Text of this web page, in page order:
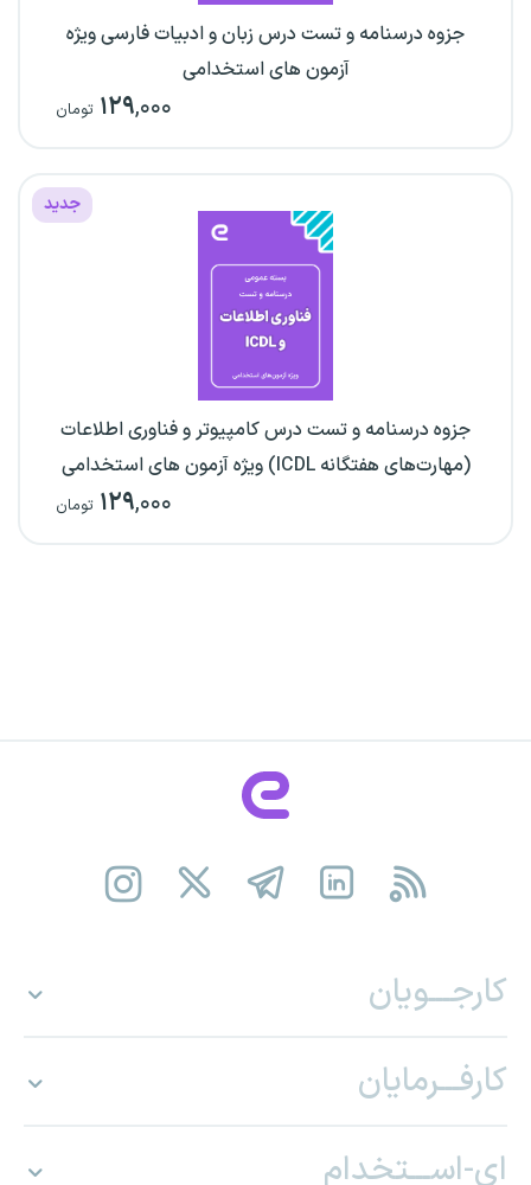
جزوه درسنامه و تست درس زبان و ادبیات فارسی ویژه
آزمون های استخدامی
۱۲۹,۰۰۰ تومان
جدید
جزوه درسنامه و تست درس کامپیوتر و فناوری اطلاعات
(مهارت‌های هفتگانه ICDL) ویژه آزمون های استخدامی
۱۲۹,۰۰۰ تومان
کارجـــویان
کارفـــرمایان
ای-اســـتخدام